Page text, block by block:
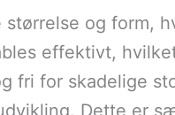
og form,
effektivt,
fri for skadelige
Dette er